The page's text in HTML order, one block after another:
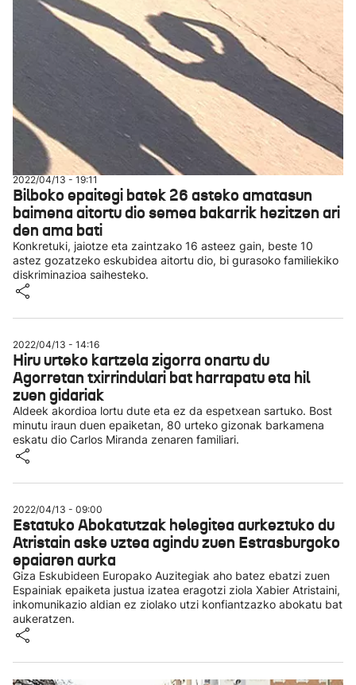
2022/04/13 - 19:11
Bilboko epaitegi batek 26 asteko amatasun
baimena aitortu dio semea bakarrik hezitzen ari
den ama bati
Konkretuki, jaiotze eta zaintzako 16 asteez gain, beste 10
astez gozatzeko eskubidea aitortu dio, bi gurasoko familiekiko
diskriminazioa saihesteko.
2022/04/13 - 14:16
Hiru urteko kartzela zigorra onartu du
Agorretan txirrindulari bat harrapatu eta hil
zuen gidariak
Aldeek akordioa lortu dute eta ez da espetxean sartuko. Bost
minutu iraun duen epaiketan, 80 urteko gizonak barkamena
eskatu dio Carlos Miranda zenaren familiari.
2022/04/13 - 09:00
Estatuko Abokatutzak helegitea aurkeztuko du
Atristain aske uztea agindu zuen Estrasburgoko
epaiaren aurka
Giza Eskubideen Europako Auzitegiak aho batez ebatzi zuen
Espainiak epaiketa justua izatea eragotzi ziola Xabier Atristaini,
inkomunikazio aldian ez ziolako utzi konfiantzazko abokatu bat
aukeratzen.